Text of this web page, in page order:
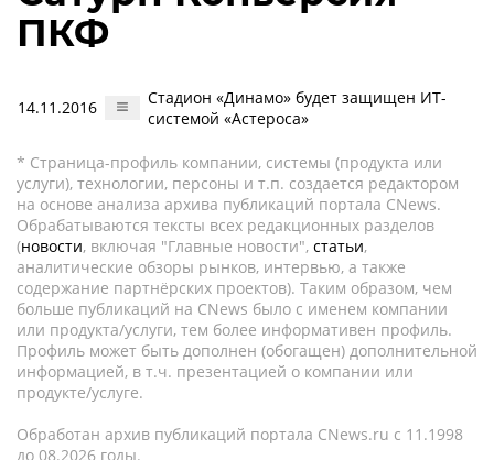
ПКФ
14.11.2016
Стадион «Динамо» будет защищен ИТ-
системой «Астероса»
* Страница-профиль компании, системы (продукта или
услуги), технологии, персоны и т.п. создается редактором
на основе анализа архива публикаций портала CNews.
Обрабатываются тексты всех редакционных разделов
(новости, включая "Главные новости", статьи,
аналитические обзоры рынков, интервью, а также
содержание партнёрских проектов). Таким образом, чем
больше публикаций на CNews было с именем компании
или продукта/услуги, тем более информативен профиль.
Профиль может быть дополнен (обогащен) дополнительной
информацией, в т.ч. презентацией о компании или
продукте/услуге.
Обработан архив публикаций портала CNews.ru c 11.1998
до 08.2026 годы.